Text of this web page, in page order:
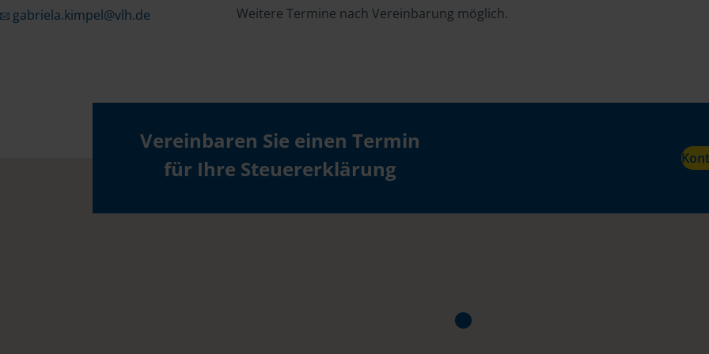
gabriela.kimpel@vlh.de
Weitere Termine nach Vereinbarung möglich.
Vereinbaren Sie einen Termin
für Ihre Steuererklärung